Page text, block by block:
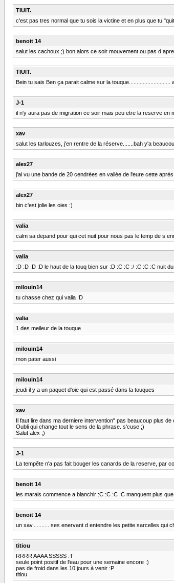
TIUIT.
c'est pas tres normal que tu sois la victine et en plus que tu
benoit 14
salut les cachoux ;) bon alors ce soir mouvement ou pas d
TIUIT.
Bein tu sais Ben ça parait calme sur la
J-1
il n'y aura pas de migration ce soir mais peu etre la reserve en
xav
salut les tarlouzes, j'en rentre de la réserve.......bah y'a
alex27
j'ai vu une bande de 20 cendrées en vallée de l'eure cette
alex27
bin c'est jolie les oies :)
valia
calm sa depand pour qui cet nuit pour nous pas le temp de s
valia
:D :D :D :D le haut de la touq bien sur :D :C :C :/ :C :C :C nuit
milouin14
tu chasse chez qui valia :D
valia
1 des meileur de la touque
milouin14
mon pater aussi
milouin14
jeudi il y a un paquet d'oie qui est passé dans la touques
xav
Il faut lire dans ma derniere intervention" pas beaucoup plus de
Oubli qui change tout le sens de la phrase. s'cuse ;)
Salut alex ;)
J-1
La tempête n'a pas fait bouger les canards de la reserve, par
benoit 14
les marais commence a blanchir :C :C :C :C manquent plus
benoit 14
un xav........... ses enervant d entendre les petite sarcelles qui
titiou
RRRR AAAA SSSSS :T
seule point positif de l'eau pour une semaine encore :)
pas de froid dans les 10 jours à venir :P
titiou